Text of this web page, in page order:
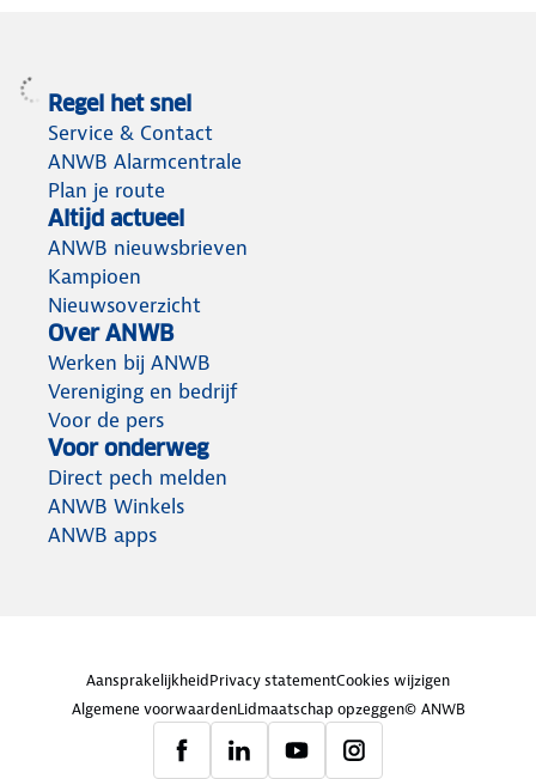
Regel het snel
Service & Contact
ANWB Alarmcentrale
Plan je route
Altijd actueel
ANWB nieuwsbrieven
Kampioen
Nieuwsoverzicht
Over ANWB
Werken bij ANWB
Vereniging en bedrijf
Voor de pers
Voor onderweg
Direct pech melden
ANWB Winkels
ANWB apps
AansprakelijkheidPrivacy statementCookies wijzigen
Algemene voorwaardenLidmaatschap opzeggen© ANWB